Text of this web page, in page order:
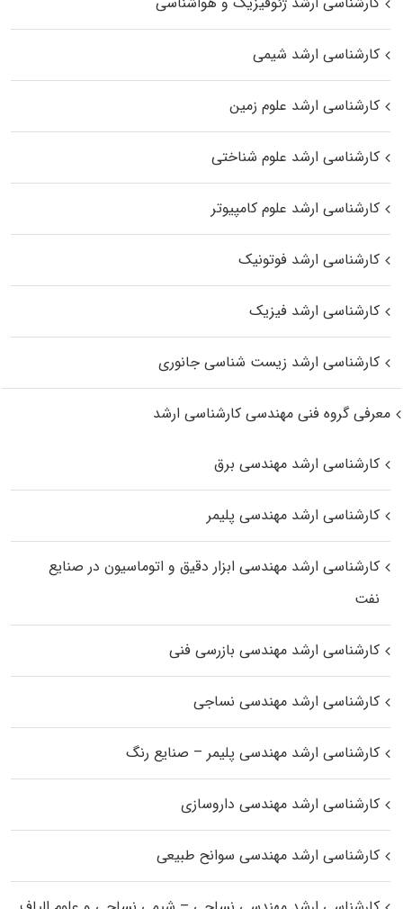
کارشناسی ارشد شیمی
کارشناسی ارشد علوم زمین
کارشناسی ارشد علوم شناختی
کارشناسی ارشد علوم کامپیوتر
کارشناسی ارشد فوتونیک
کارشناسی ارشد فیزیک
کارشناسی ارشد زیست‌ شناسی جانوری
معرفی گروه فنی مهندسی کارشناسی ارشد
کارشناسی ارشد مهندسی برق
کارشناسی ارشد مهندسی پلیمر
کارشناسی ارشد مهندسی ابزار دقیق و اتوماسیون در صنایع
نفت
کارشناسی ارشد مهندسی بازرسی فنی
کارشناسی ارشد مهندسی نساجی
کارشناسی ارشد مهندسی پلیمر – صنایع رنگ
کارشناسی ارشد مهندسی داروسازی
کارشناسی ارشد مهندسی سوانح طبیعی